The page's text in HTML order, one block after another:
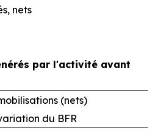
nets
par l'activité avant
(nets)
du BFR